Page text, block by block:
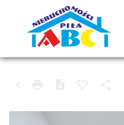
PIŁA
LOKAL NA WYNAJEM